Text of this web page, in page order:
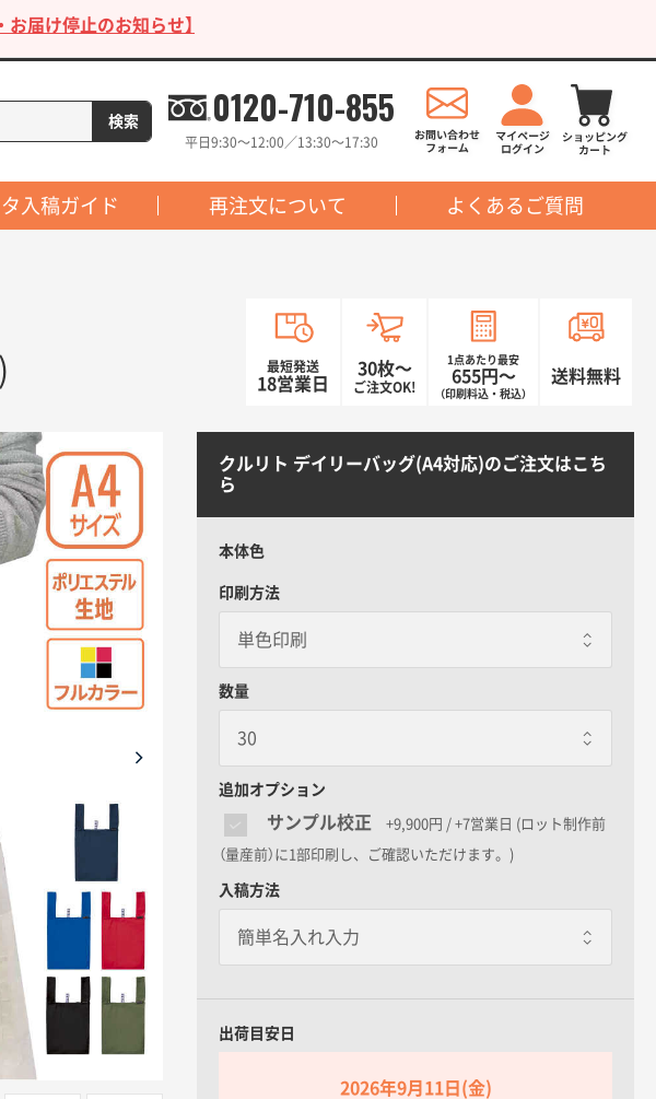
届け停止のお知らせ】
0120-710-855
平日9:30〜12:00／13:30〜17:30
入稿ガイド 再注文について よくあるご質問
最短発送
18営業日
30枚〜
ご注文OK!
1点あたり最安
655円〜
（印刷料込・税込）
送料無料
クルリト デイリーバッグ(A4対応)のご注文はこち
ら
本体色
印刷方法
数量
追加オプション
サンプル校正 +9,900円 / +7営業日 (ロット制作前
（量産前）に1部印刷し、ご確認いただけます。)
入稿方法
出荷目安日
2026年9月11日(金)